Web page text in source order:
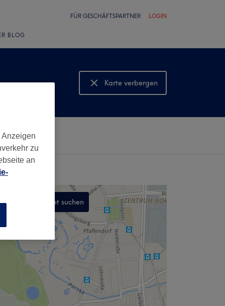
FÜR GESCHÄFTSPARTNER LOGIN
BLOG
Karte verbergen
Karte anzeigen
In diesem Gebiet suchen
zu
an